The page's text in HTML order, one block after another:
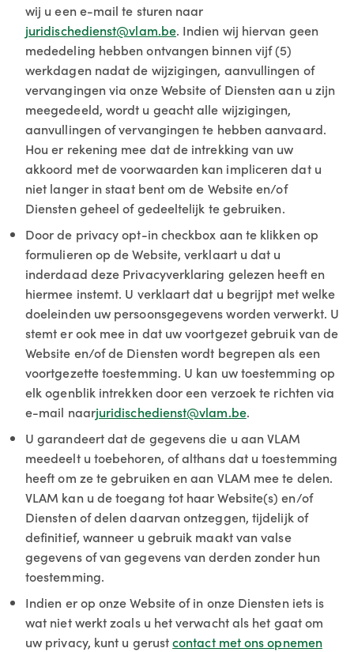
wij u een e-mail te sturen naar
juridischedienst@vlam.be. Indien wij hiervan geen
mededeling hebben ontvangen binnen vijf (5)
werkdagen nadat de wijzigingen, aanvullingen of
vervangingen via onze Website of Diensten aan u zijn
meegedeeld, wordt u geacht alle wijzigingen,
aanvullingen of vervangingen te hebben aanvaard.
Hou er rekening mee dat de intrekking van uw
akkoord met de voorwaarden kan impliceren dat u
niet langer in staat bent om de Website en/of
Diensten geheel of gedeeltelijk te gebruiken.
Door de privacy opt-in checkbox aan te klikken op
formulieren op de Website, verklaart u dat u
inderdaad deze Privacyverklaring gelezen heeft en
hiermee instemt. U verklaart dat u begrijpt met welke
doeleinden uw persoonsgegevens worden verwerkt. U
stemt er ook mee in dat uw voortgezet gebruik van de
Website en/of de Diensten wordt begrepen als een
voortgezette toestemming. U kan uw toestemming op
elk ogenblik intrekken door een verzoek te richten via
e-mail naarjuridischedienst@vlam.be.
U garandeert dat de gegevens die u aan VLAM
meedeelt u toebehoren, of althans dat u toestemming
heeft om ze te gebruiken en aan VLAM mee te delen.
VLAM kan u de toegang tot haar Website(s) en/of
Diensten of delen daarvan ontzeggen, tijdelijk of
definitief, wanneer u gebruik maakt van valse
gegevens of van gegevens van derden zonder hun
toestemming.
Indien er op onze Website of in onze Diensten iets is
wat niet werkt zoals u het verwacht als het gaat om
uw privacy, kunt u gerustcontact met ons opnemen